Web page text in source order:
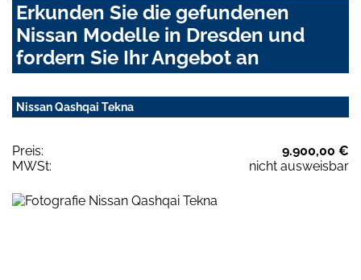
Erkunden Sie die gefundenen
Nissan Modelle in Dresden und
fordern Sie Ihr Angebot an
Nissan Qashqai Tekna
Preis:
9.900,00 €
MWSt:
nicht ausweisbar